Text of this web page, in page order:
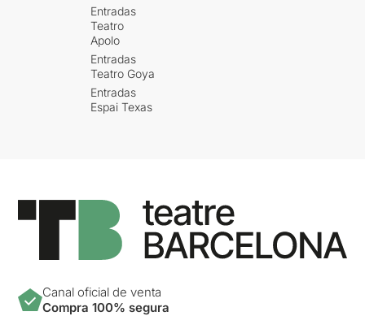
Entradas
Teatro
Apolo
Entradas
Teatro Goya
Entradas
Espai Texas
Canal oficial de venta
Compra 100% segura